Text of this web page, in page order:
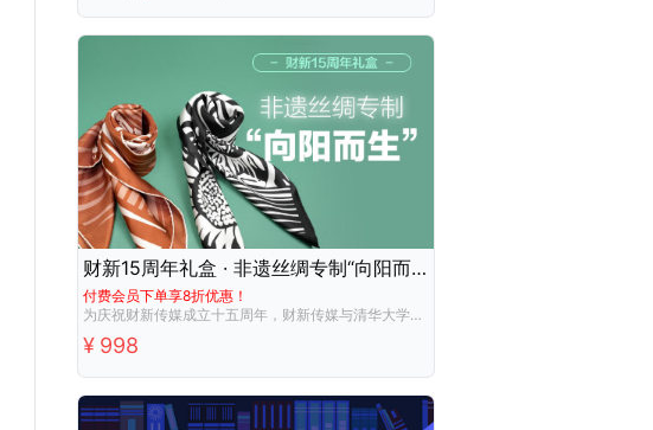
财新15周年礼盒 · 非遗丝绸专制“向阳而生” | 丝巾版
付费会员下单享8折优惠！
为庆祝财新传媒成立十五周年，财新传媒与清华大学美术学院教授、画家冷冰川老师、丝绸生活方式品牌龙泉禧里一拍即合，创作非遗手制礼盒《抽丝剥茧·向阳而生》，限量珍藏。
¥ 998